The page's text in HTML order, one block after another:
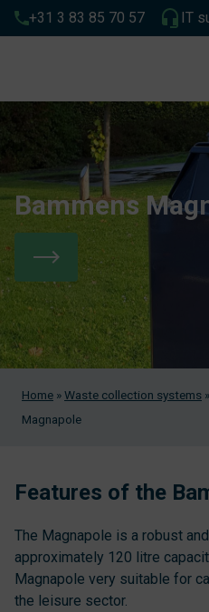
+31 3 83 85 70 57 IT
Bammens
Home »Waste collection systems »
Magnapole
Features of the
The Magnapole is a robust
approximately 120 litre
Magnapole very suitable for
the leisure sector.